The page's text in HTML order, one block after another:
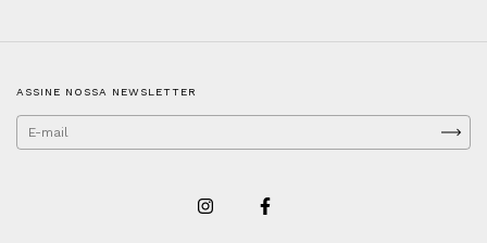
ASSINE NOSSA NEWSLETTER